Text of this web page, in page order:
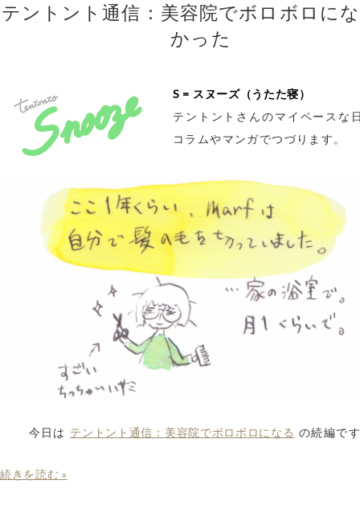
テントント通信：美容院でボロボロに
かった
S = スヌーズ（うたた寝）
テントントさんのマイペースな
コラムやマンガでつづります。
今日は テントント通信：美容院でボロボロになる の続編で
続きを読む »